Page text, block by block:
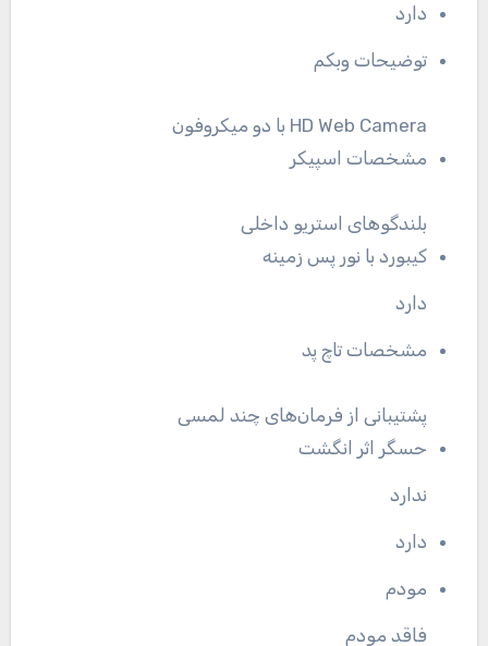
دارد
توضیحات وبکم
HD Web Camera با دو میکروفون
مشخصات اسپیکر
بلندگوهای استریو داخلی
کیبورد با نور پس زمینه
دارد
مشخصات تاچ پد
پشتیبانی از فرمان‌های چند لمسی
حسگر اثر انگشت
ندارد
دارد
مودم
فاقد مودم